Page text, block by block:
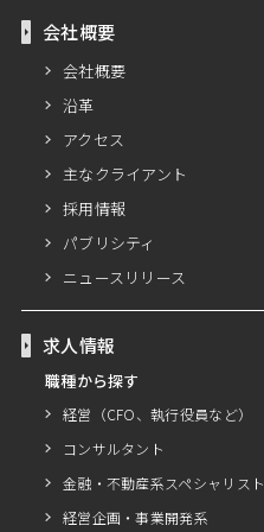
会社概要
会社概要
沿革
アクセス
主なクライアント
採用情報
パブリシティ
ニュースリリース
求人情報
職種から探す
経営（CFO、執行役員など）
コンサルタント
金融・不動産系スペシャリスト
経営企画・事業開発系